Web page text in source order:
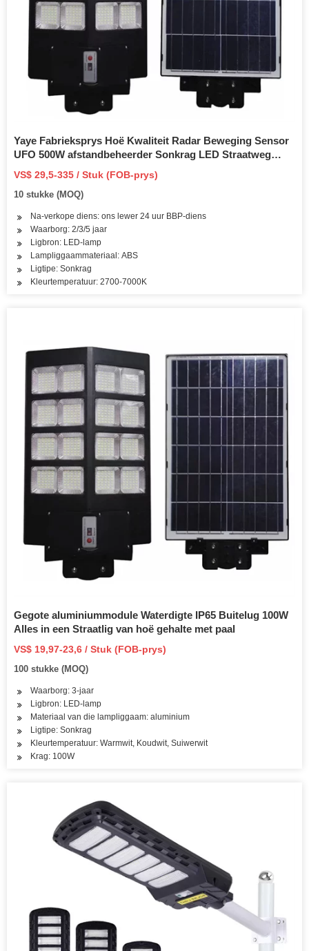
Yaye Fabrieksprys Hoë Kwaliteit Radar Beweging Sensor
UFO 500W afstandbeheerder Sonkrag LED Straatweg
Tuinpark Lig Buitelug Waterdig IP66 /1000 STKS Voorraad
VS$ 29,5-335 / Stuk (FOB-prys)
10 stukke (MOQ)
Na-verkope diens: ons lewer 24 uur BBP-diens
Waarborg: 2/3/5 jaar
Ligbron: LED-lamp
Lampliggaammateriaal: ABS
Ligtipe: Sonkrag
Kleurtemperatuur: 2700-7000K
Gegote aluminiummodule Waterdigte IP65 Buitelug 100W
Alles in een Straatlig van hoë gehalte met paal
VS$ 19,97-23,6 / Stuk (FOB-prys)
100 stukke (MOQ)
Waarborg: 3-jaar
Ligbron: LED-lamp
Materiaal van die lampliggaam: aluminium
Ligtipe: Sonkrag
Kleurtemperatuur: Warmwit, Koudwit, Suiwerwit
Krag: 100W